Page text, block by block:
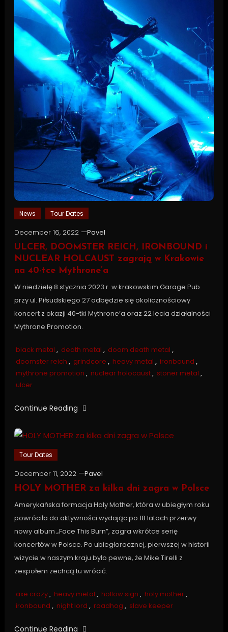
News Tour Dates
December 16, 2022
Pavel
ULCER, DOOMSTER REICH, IRONBOUND i
NUCLEAR HOLCAUST zagrają w Krakowie
na 40-tce Mythrone’a
W niedzielę 8 stycznia 2023 r. w krakowskim Garage Pub
przy ul. Piłsudskiego 27 odbędzie się okolicznościowy
koncert z okazji 40-tki Mythrone’a oraz 22 lecia działalności
Mythrone Promotion.
black metal , death metal , doom death metal ,
doomster reich , grindcore , heavy metal , ironbound ,
mythrone promotion , nuclear holocaust, stoner metal ,
ulcer
Continue Reading
Tour Dates
December 11, 2022
Pavel
HOLY MOTHER za kilka dni zagra w Polsce
Amerykańska formacja Holy Mother, która w ubiegłym roku
powróciła do aktywności wydając po 18 latach przerwy
nowy album „Face This Burn”, zagra wkrótce serię
koncertów w Polsce. Po ubiegłorocznej, pierwszej w historii
wizycie w naszym kraju było pewne, że Mike Tirelli z
zespołem zechcą tu wrócić.
axe crazy, heavy metal , hollow sign , holy mother,
ironbound , night lord , roadhog , slave keeper
Continue Reading